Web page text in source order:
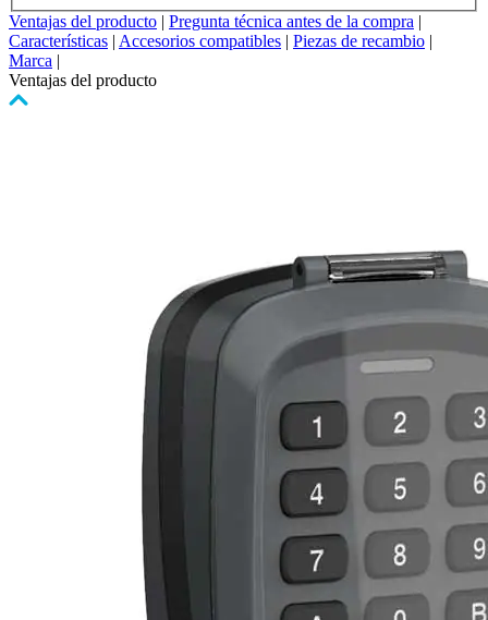
Ventajas del producto | Pregunta técnica antes de la compra |
Características | Accesorios compatibles | Piezas de recambio |
Marca |
Ventajas del producto